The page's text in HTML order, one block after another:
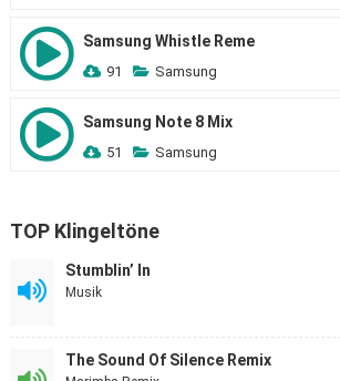
Samsung Whistle Reme
91 Samsung
Samsung Note 8 Mix
51 Samsung
TOP Klingeltöne
Stumblin’ In
Musik
The Sound Of Silence Remix